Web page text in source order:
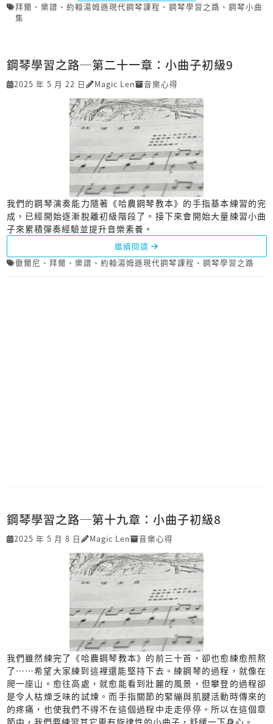
拜爾 、 樂譜 、 約翰湯姆遜現代鋼琴課程 、 鋼琴學習之路 、 鋼琴小曲
集
鋼琴學習之路─第二十一章：小曲子初級9
2025 年 5 月 22 日 Magic Len 音樂心得
我們的鋼琴演奏能力隨著《哈農鋼琴教本》的手指基本練習的完
成，已經開始逐漸脫離初級階段了。接下來會開始大量練習小曲
子來累積彈奏經驗並提升音樂素養。
繼續閱讀
徹爾尼 、 拜爾 、 樂譜 、 約翰湯姆遜現代鋼琴課程 、 鋼琴學習之路
鋼琴學習之路─第十九章：小曲子初級8
2025 年 5 月 8 日 Magic Len 音樂心得
我們雖然練完了《哈農鋼琴教本》的前三十首，卻也愈練愈煎熬
了……希望大家練到這裡還能堅持下去。練鋼琴的過程，就像在
爬一座山。愈往高處，就愈能看到壯麗的風景，但攀登的過程卻
是令人枯燥乏味的試煉。而手指關節的緊繃與肌腱活動時傳來的
的疼痛，也使我們不得不在這個過程中走走停停。所以在這個章
節中，我們要練習其它更有旋律性的小曲子，舒緩一下身心。